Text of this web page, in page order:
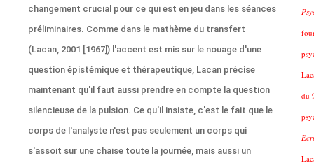
changement crucial pour ce qui est en jeu dans les séances
préliminaires. Comme dans le mathème du transfert
(Lacan, 2001 [1967]) l'accent est mis sur le nouage d'une
question épistémique et thérapeutique, Lacan précise
maintenant qu'il faut aussi prendre en compte la question
silencieuse de la pulsion. Ce qu'il insiste, c'est le fait que le
corps de l'analyste n'est pas seulement un corps qui
s'assoit sur une chaise toute la journée, mais aussi un
du